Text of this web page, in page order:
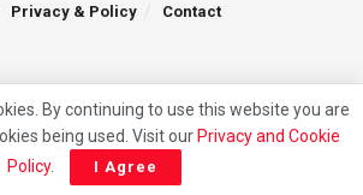
Privacy & Policy Contact
By continuing to use this website you are
being used. Visit our Privacy and Cookie
Policy. I Agree